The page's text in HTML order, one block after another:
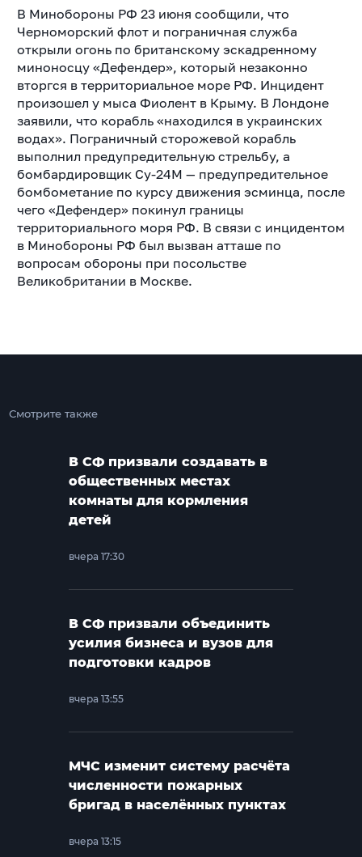
В Минобороны РФ 23 июня сообщили, что
Черноморский флот и пограничная служба
открыли огонь по британскому эскадренному
миноносцу «Дефендер», который незаконно
вторгся в территориальное море РФ. Инцидент
произошел у мыса Фиолент в Крыму. В Лондоне
заявили, что корабль «находился в украинских
водах». Пограничный сторожевой корабль
выполнил предупредительную стрельбу, а
бомбардировщик Су-24М — предупредительное
бомбометание по курсу движения эсминца, после
чего «Дефендер» покинул границы
территориального моря РФ. В связи с инцидентом
в Минобороны РФ был вызван атташе по
вопросам обороны при посольстве
Великобритании в Москве.
Смотрите также
В СФ призвали создавать в
общественных местах
комнаты для кормления
детей
вчера 17:30
В СФ призвали объединить
усилия бизнеса и вузов для
подготовки кадров
вчера 13:55
МЧС изменит систему расчёта
численности пожарных
бригад в населённых пунктах
вчера 13:15